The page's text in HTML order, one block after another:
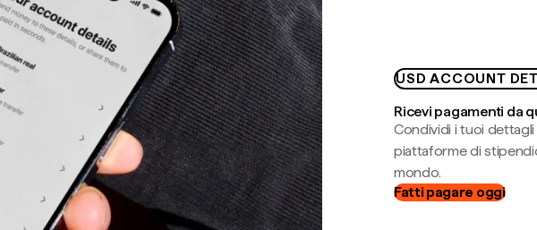
USD ACCOUNT
Ricevi pagamenti da
Condividi i tuoi dettagli
piattaforme di
mondo.
Fatti pagare oggi